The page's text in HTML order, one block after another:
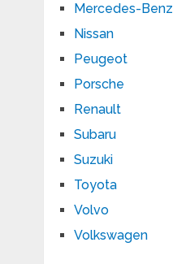
Mercedes-Benz
Nissan
Peugeot
Porsche
Renault
Subaru
Suzuki
Toyota
Volvo
Volkswagen